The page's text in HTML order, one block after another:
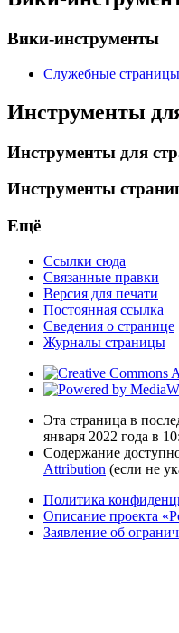
Вики-инструменты
Служебные страницы
Инструменты
Инструменты для
Инструменты
Ещё
Ссылки сюда
Связанные правки
Версия для печати
Постоянная ссылка
Сведения о странице
Журналы страницы
Эта страница в
января 2022 года в
Содержание
Attribution (если не
Политика
Описание проекта
Заявление об